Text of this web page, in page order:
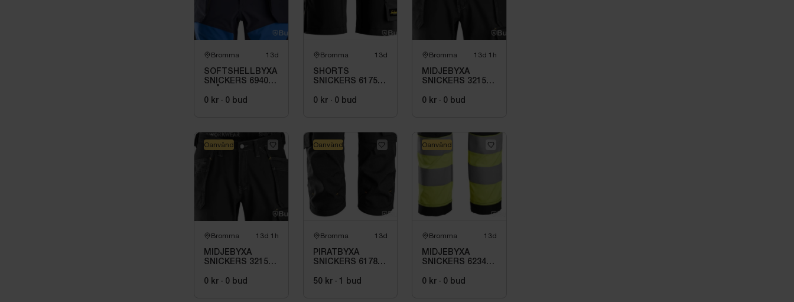
Bromma 13d
SOFTSHELLBYXA
SNICKERS 6940,
HF. STL 112
0 kr · 0 bud
Bromma 13d
SHORTS
SNICKERS 6175-
0 kr · 0 bud
Bromma 13d 1h
MIDJEBYXA
SNICKERS 3215
COMFORT
0 kr · 0 bud
Bromma 13d 1h
MIDJEBYXA
SNICKERS 3215
COMFORT
0 kr · 0 bud
Oanvänd
Bromma 13d
PIRATBYXA
SNICKERS 6178-
50 kr · 1 bud
Oanvänd
Bromma 13d
MIDJEBYXA
SNICKERS 6234
VARSEL HF KL1.
0 kr · 0 bud
Oanvänd